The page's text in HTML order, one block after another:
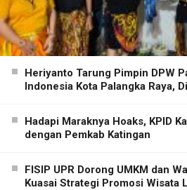
Heriyanto Tarung Pimpin DPW
Indonesia Kota Palangka Raya,
Hadapi Maraknya Hoaks, KPID
dengan Pemkab Katingan
FISIP UPR Dorong UMKM dan
Kuasai Strategi Promosi Wisata